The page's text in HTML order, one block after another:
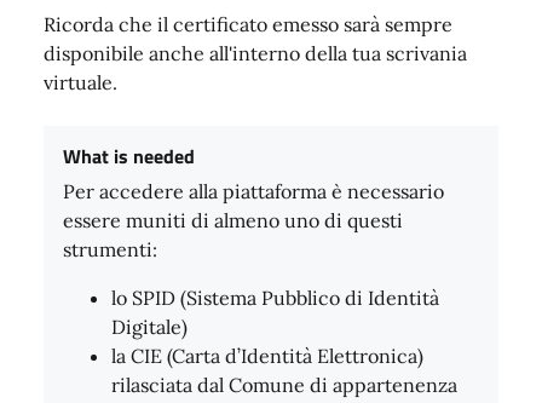
Ricorda che il certificato emesso sarà sempre
disponibile anche all'interno della tua scrivania
virtuale.
What is needed
Per accedere alla piattaforma è necessario
essere muniti di almeno uno di questi
strumenti:
lo SPID (Sistema Pubblico di Identità
Digitale)
la CIE (Carta d’Identità Elettronica)
rilasciata dal Comune di appartenenza